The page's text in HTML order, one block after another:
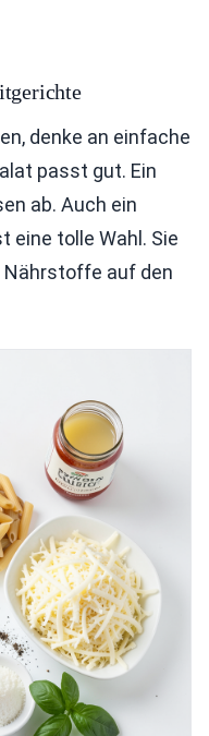
denke an einfache
passt gut. Ein
ab. Auch ein
eine tolle Wahl. Sie
Nährstoffe auf den